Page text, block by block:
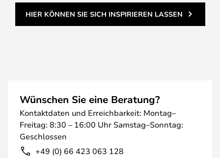
HIER KÖNNEN SIE SICH INSPIRIEREN LASSEN
Wünschen Sie eine Beratung?
Kontaktdaten und Erreichbarkeit: Montag–
Freitag: 8:30 – 16:00 Uhr Samstag–Sonntag:
Geschlossen
+49 (0) 66 423 063 128